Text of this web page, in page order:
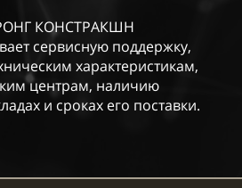
КОНСТРАКШН
сервисную поддержку,
характеристикам,
центрам, наличию
и сроках его поставки.